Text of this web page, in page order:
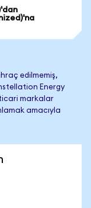
edilmemiş,
Energy
ticari markalar
amacıyla